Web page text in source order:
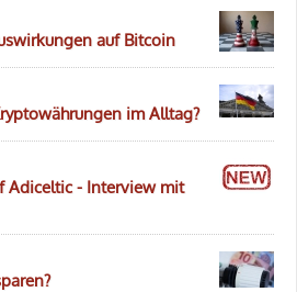
auf Bitcoin
im Alltag?
Adiceltic - Interview mit